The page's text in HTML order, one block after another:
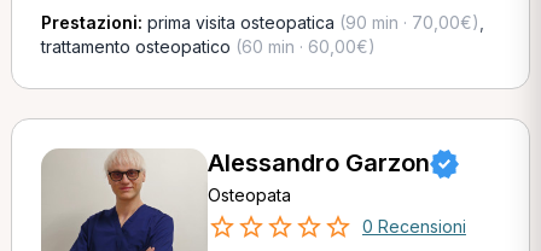
Prestazioni: prima visita osteopatica (90 min · 70,00€)
trattamento osteopatico (60 min · 60,00€)
Alessandro Garzon
Osteopata
0 Recensioni